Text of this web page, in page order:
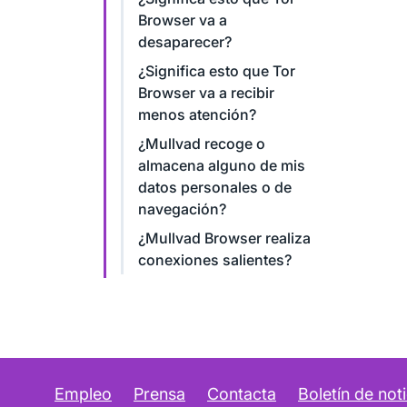
Browser va a
desaparecer?
¿Significa esto que Tor
Browser va a recibir
menos atención?
¿Mullvad recoge o
almacena alguno de mis
datos personales o de
navegación?
¿Mullvad Browser realiza
conexiones salientes?
Empleo Prensa Contacta Boletín de